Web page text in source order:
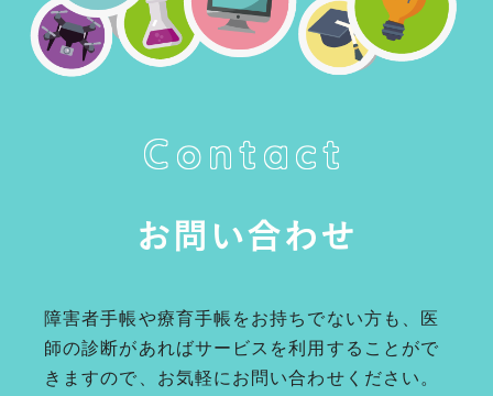
Contact
お問い合わせ
障害者手帳や療育手帳をお持ちでない方も、医
師の診断があればサービスを利用することがで
きますので、お気軽にお問い合わせください。